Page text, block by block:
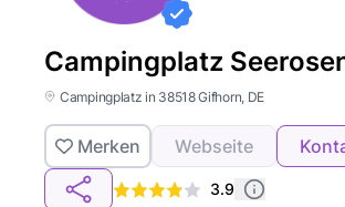
Campingplatz
Campingplatz in 38518 Gifhorn, DE
Merken Webseite
3.9